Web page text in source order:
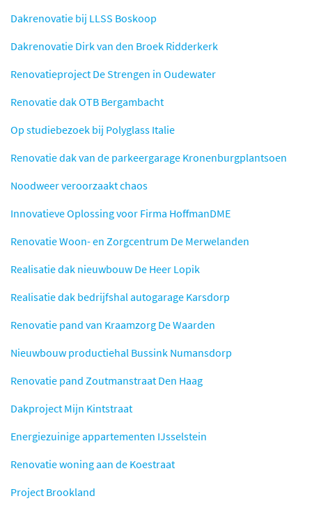
Dakrenovatie bij LLSS Boskoop
Dakrenovatie Dirk van den Broek Ridderkerk
Renovatieproject De Strengen in Oudewater
Renovatie dak OTB Bergambacht
Op studiebezoek bij Polyglass Italie
Renovatie dak van de parkeergarage Kronenburgplantsoen
Noodweer veroorzaakt chaos
Innovatieve Oplossing voor Firma HoffmanDME
Renovatie Woon- en Zorgcentrum De Merwelanden
Realisatie dak nieuwbouw De Heer Lopik
Realisatie dak bedrijfshal autogarage Karsdorp
Renovatie pand van Kraamzorg De Waarden
Nieuwbouw productiehal Bussink Numansdorp
Renovatie pand Zoutmanstraat Den Haag
Dakproject Mijn Kintstraat
Energiezuinige appartementen IJsselstein
Renovatie woning aan de Koestraat
Project Brookland